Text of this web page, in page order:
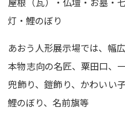
灯・鯉のぼり
あおう人形展示場では、幅
本物志向の名匠、粟田口、
兜飾り、鎧飾り、かわいい
鯉のぼり、名前旗等